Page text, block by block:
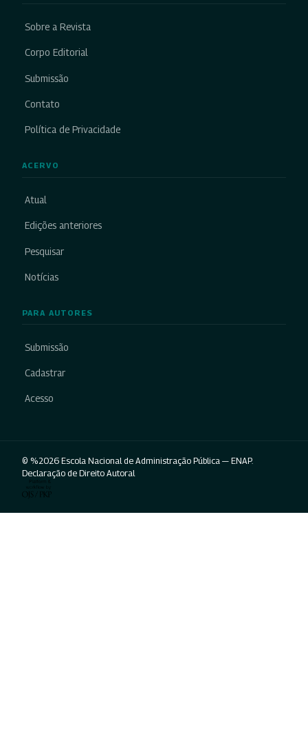
Sobre a Revista
Corpo Editorial
Submissão
Contato
Política de Privacidade
ACERVO
Atual
Edições anteriores
Pesquisar
Notícias
PARA AUTORES
Submissão
Cadastrar
Acesso
© %2026 Escola Nacional de Administração Pública — ENAP.
Declaração de Direito Autoral